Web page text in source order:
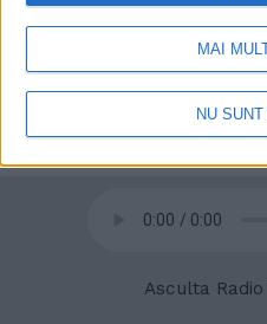
retrageți consimțământul în
și făcând clic pe butonul
paginii web.
MAI
NU
Asculta